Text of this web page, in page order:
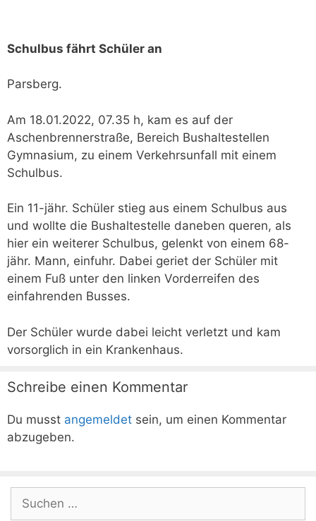
Schulbus fährt Schüler an
Parsberg.
Am 18.01.2022, 07.35 h, kam es auf der
Aschenbrennerstraße, Bereich Bushaltestellen
Gymnasium, zu einem Verkehrsunfall mit einem
Schulbus.
Ein 11-jähr. Schüler stieg aus einem Schulbus aus
und wollte die Bushaltestelle daneben queren, als
hier ein weiterer Schulbus, gelenkt von einem 68-
jähr. Mann, einfuhr. Dabei geriet der Schüler mit
einem Fuß unter den linken Vorderreifen des
einfahrenden Busses.
Der Schüler wurde dabei leicht verletzt und kam
vorsorglich in ein Krankenhaus.
Schreibe einen Kommentar
Du musst angemeldet sein, um einen Kommentar
abzugeben.
Suchen
nach: